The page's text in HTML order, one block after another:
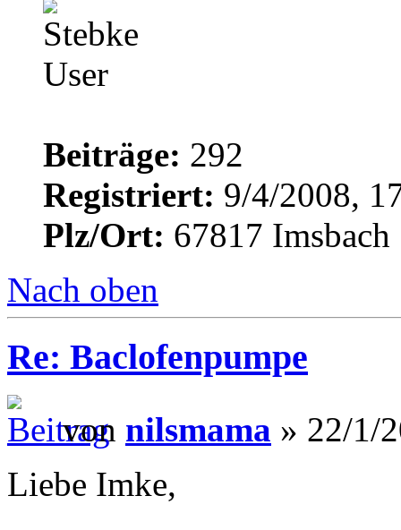
Beiträge: 292
Registriert: 9/4/2008,
Plz/Ort: 67817 Imsbach
Nach oben
Re: Baclofenpumpe
von nilsmama » 22/1/
Liebe Imke,